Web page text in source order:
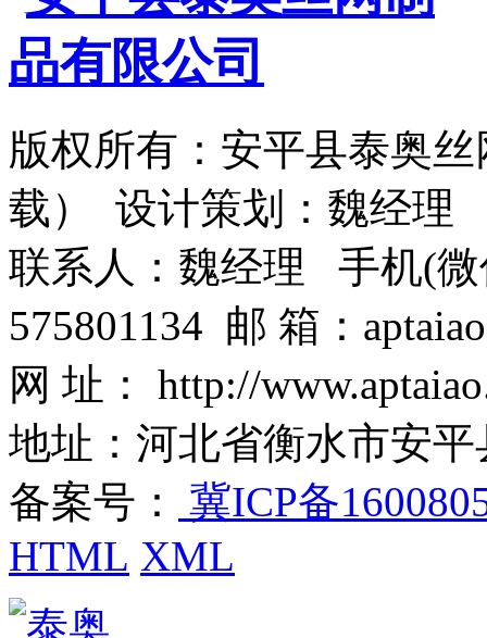
版权所有：安平县泰奥
载） 设计策划：魏经理
联系人：魏经理 手机(微
575801134 邮 箱：
网 址： http://
地址：河北省衡水市安
备案号：
冀ICP备
HTML XML